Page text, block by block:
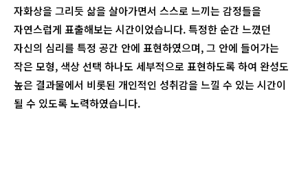
자화상을 그리듯 삶을 살아가면서 스스로 느끼는 감정들을
자연스럽게 표출해보는 시간이었습니다. 특정한 순간 느꼈던
자신의 심리를 특정 공간 안에 표현하였으며, 그 안에 들어가는
작은 모형, 색상 선택 하나도 세부적으로 표현하도록 하여 완성도
높은 결과물에서 비롯된 개인적인 성취감을 느낄 수 있는 시간이
될 수 있도록 노력하였습니다.